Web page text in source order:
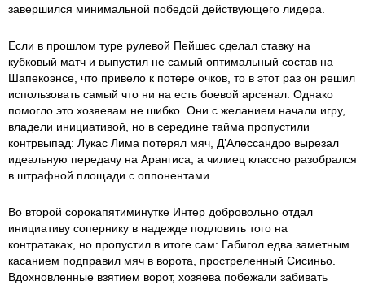
завершился минимальной победой действующего лидера.
Если в прошлом туре рулевой Пейшес сделал ставку на
кубковый матч и выпустил не самый оптимальный состав на
Шапекоэнсе, что привело к потере очков, то в этот раз он решил
использовать самый что ни на есть боевой арсенал. Однако
помогло это хозяевам не шибко. Они с желанием начали игру,
владели инициативой, но в середине тайма пропустили
контрвыпад: Лукас Лима потерял мяч, Д’Алессандро вырезал
идеальную передачу на Арангиса, а чилиец классно разобрался
в штрафной площади с оппонентами.
Во второй сорокапятиминутке Интер добровольно отдал
инициативу сопернику в надежде подловить того на
контратаках, но пропустил в итоге сам: Габигол едва заметным
касанием подправил мяч в ворота, простреленный Сисиньо.
Вдохновленные взятием ворот, хозяева побежали забивать